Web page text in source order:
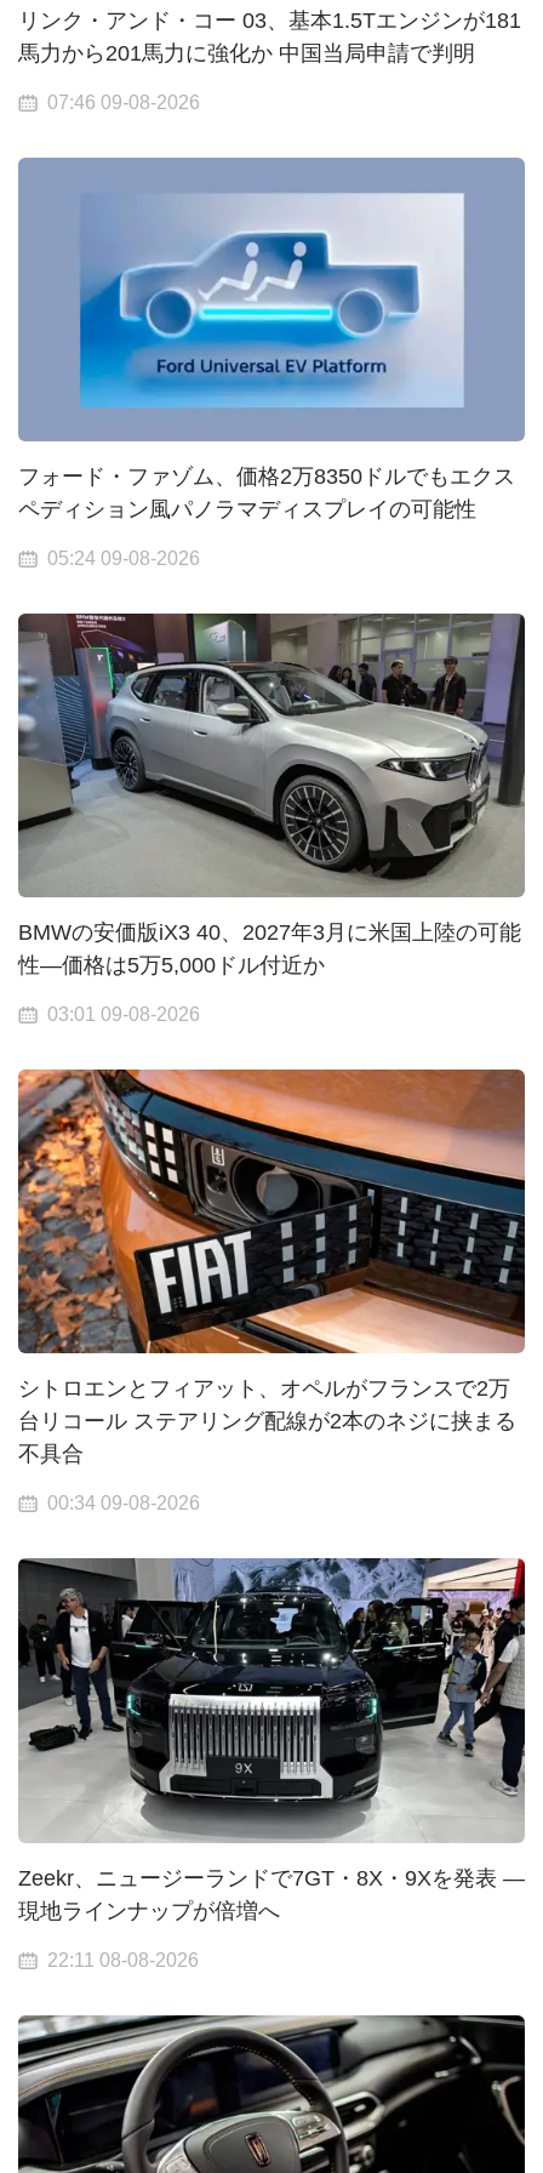
リンク・アンド・コー 03、基本1.5Tエンジンが181
馬力から201馬力に強化か 中国当局申請で判明
07:46 09-08-2026
フォード・ファゾム、価格2万8350ドルでもエクス
ペディション風パノラマディスプレイの可能性
05:24 09-08-2026
BMWの安価版iX3 40、2027年3月に米国上陸の可能
性—価格は5万5,000ドル付近か
03:01 09-08-2026
シトロエンとフィアット、オペルがフランスで2万
台リコール ステアリング配線が2本のネジに挟まる
不具合
00:34 09-08-2026
Zeekr、ニュージーランドで7GT・8X・9Xを発表 —
現地ラインナップが倍増へ
22:11 08-08-2026